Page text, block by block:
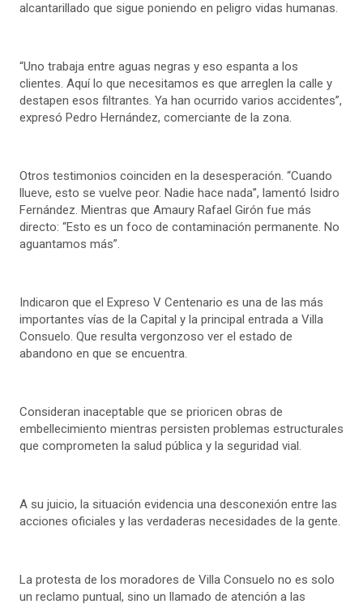
alcantarillado que sigue poniendo en peligro vidas humanas.
“Uno trabaja entre aguas negras y eso espanta a los
clientes. Aquí lo que necesitamos es que arreglen la calle y
destapen esos filtrantes. Ya han ocurrido varios accidentes”,
expresó Pedro Hernández, comerciante de la zona.
Otros testimonios coinciden en la desesperación. “Cuando
llueve, esto se vuelve peor. Nadie hace nada”, lamentó Isidro
Fernández. Mientras que Amaury Rafael Girón fue más
directo: “Esto es un foco de contaminación permanente. No
aguantamos más”.
Indicaron que el Expreso V Centenario es una de las más
importantes vías de la Capital y la principal entrada a Villa
Consuelo. Que resulta vergonzoso ver el estado de
abandono en que se encuentra.
Consideran inaceptable que se prioricen obras de
embellecimiento mientras persisten problemas estructurales
que comprometen la salud pública y la seguridad vial.
A su juicio, la situación evidencia una desconexión entre las
acciones oficiales y las verdaderas necesidades de la gente.
La protesta de los moradores de Villa Consuelo no es solo
un reclamo puntual, sino un llamado de atención a las